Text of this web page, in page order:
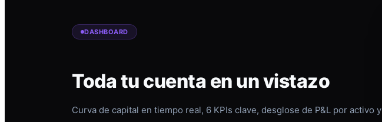
DASHBOARD
Toda tu cuenta en un vistazo
Curva de capital en tiempo real, 6 KPIs clave, desglose de P&L por activo y